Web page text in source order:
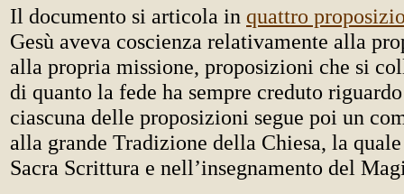
Il documento si articola in quattro
Gesù aveva coscienza relativamente alla
alla propria missione, proposizioni che si
di quanto la fede ha sempre creduto
ciascuna delle proposizioni segue poi un
alla grande Tradizione della Chiesa, la
Sacra Scrittura e nell’insegnamento del